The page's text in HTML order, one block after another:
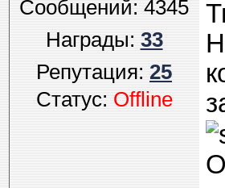
Сообщений:4345
Награды:33
Репутация:25
Статус:Offline